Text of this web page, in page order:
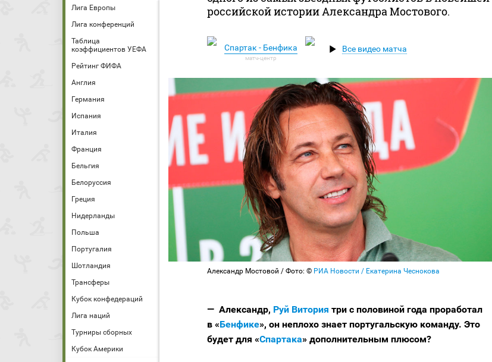
Лига Европы
Лига конференций
Таблица
коэффициентов УЕФА
Рейтинг ФИФА
Англия
Германия
Испания
Италия
Франция
Бельгия
Белоруссия
Греция
Нидерланды
Польша
Португалия
Шотландия
Трансферы
Кубок конфедераций
Лига наций
Турниры сборных
Кубок Америки
российской истории Александра Мостового.
Спартак - Бенфика Все видео матча
Александр Мостовой / Фото: © РИА Новости / Екатерина Чеснокова
— Александр, Руй Витория три с половиной года проработал
в «Бенфике», он неплохо знает португальскую команду. Это
будет для «Спартака» дополнительным плюсом?